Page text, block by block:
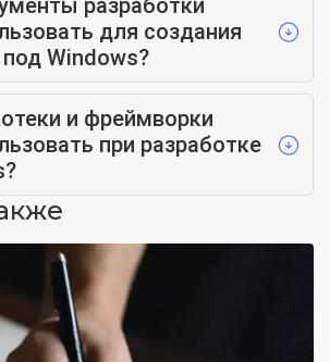
разработки
для создания
Windows?
и фреймворки
при разработке